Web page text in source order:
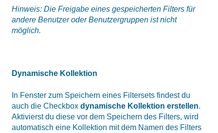
Hinweis: Die Freigabe eines gespeicherten Filters für
andere Benutzer oder Benutzergruppen ist nicht
möglich.
Dynamische Kollektion
In Fenster zum Speichern eines Filtersets findest du
auch die Checkbox dynamische Kollektion erstellen.
Aktivierst du diese vor dem Speichern des Filters, wird
automatisch eine Kollektion mit dem Namen des Filters